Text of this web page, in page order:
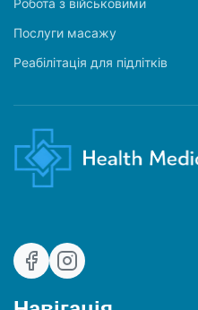
Робота з військовими
Послуги масажу
Реабілітація для підлітків